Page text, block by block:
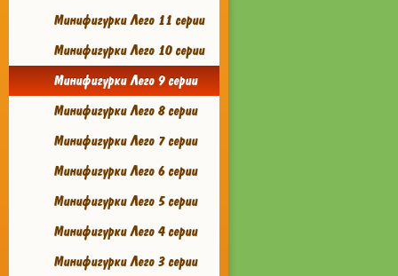
Минифигурки Лего 11 серии
Минифигурки Лего 10 серии
Минифигурки Лего 9 серии
Минифигурки Лего 8 серии
Минифигурки Лего 7 серии
Минифигурки Лего 6 серии
Минифигурки Лего 5 серии
Минифигурки Лего 4 серии
Минифигурки Лего 3 серии